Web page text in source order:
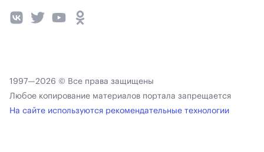
1997—2026 © Все права защищены
Любое копирование материалов портала запрещается
На сайте используются рекомендательные технологии